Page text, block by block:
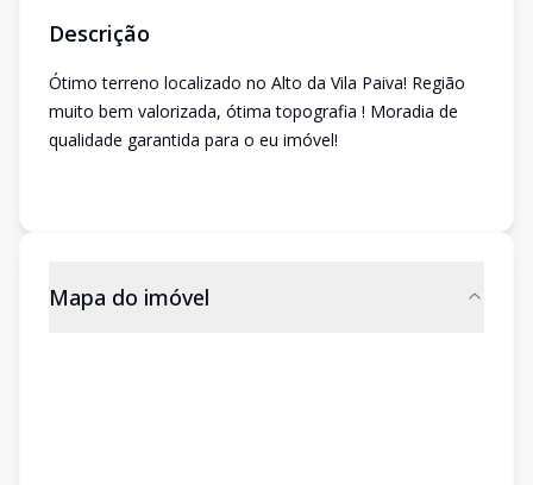
Descrição
Ótimo terreno localizado no Alto da Vila Paiva! Região
muito bem valorizada, ótima topografia ! Moradia de
qualidade garantida para o eu imóvel!
Mapa do imóvel